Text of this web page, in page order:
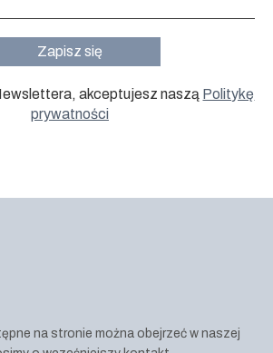
akceptujesz naszą Politykę
prywatności
na stronie można obejrzeć w naszej